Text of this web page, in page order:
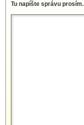
Tu napíšte správu prosím.